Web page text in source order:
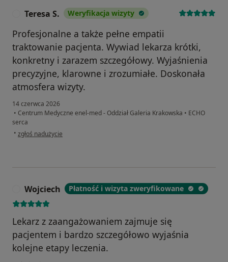
Teresa S. Weryfikacja wizyty
Profesjonalne a także pełne empatii
traktowanie pacjenta. Wywiad lekarza krótki,
konkretny i zarazem szczegółowy. Wyjaśnienia
precyzyjne, klarowne i zrozumiałe. Doskonała
atmosfera wizyty.
14 czerwca 2026
• Centrum Medyczne enel-med - Oddział Galeria Krakowska • ECHO
serca
• w opinii użytkownika Teresa S.
zgłoś nadużycie
Wojciech Płatność i wizyta zweryfikowane
Lekarz z zaangażowaniem zajmuje się
pacjentem i bardzo szczegółowo wyjaśnia
kolejne etapy leczenia.